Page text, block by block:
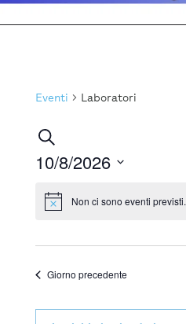
Eventi Laboratori
Eventi
Ricerca
e
viste
Navigazione
Cerca
10/8/2026
la Notice Non ci sono eventi previsti.
Giorno precedente